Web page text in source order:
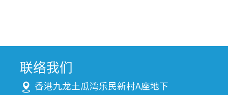
联络我们
香港九龙土瓜湾乐民新村A座地下